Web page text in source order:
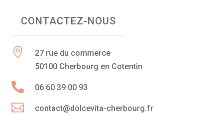
CONTACTEZ-NOUS

27 rue du commerce
50100 Cherbourg en Cotentin
 06 60 39 00 93
 contact@dolcevita-cherbourg.fr